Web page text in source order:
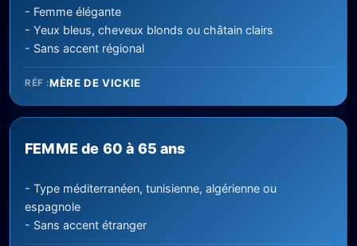
- Femme élégante
- Yeux bleus, cheveux blonds ou châtain clairs
- Sans accent régional
RÉF :MÈRE DE VICKIE
FEMME de 60 à 65 ans
- Type méditerranéen, tunisienne, algérienne ou
espagnole
- Sans accent étranger